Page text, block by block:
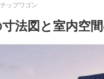
ップワゴン
法図と室内空